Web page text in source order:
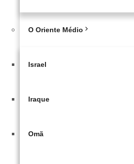
O Oriente Médio
Israel
Iraque
Omã